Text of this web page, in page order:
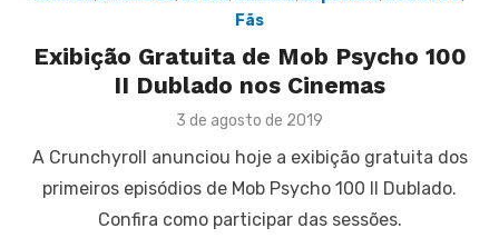
Fãs
Exibição Gratuita de Mob Psycho 100
II Dublado nos Cinemas
Posted
3 de agosto de 2019
A Crunchyroll anunciou hoje a exibição gratuita dos
primeiros episódios de Mob Psycho 100 II Dublado.
Confira como participar das sessões.